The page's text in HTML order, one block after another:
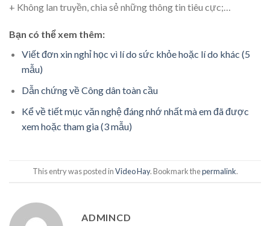
+ Không lan truyền, chia sẻ những thông tin tiêu cực;…
Bạn có thể xem thêm:
Viết đơn xin nghỉ học vì lí do sức khỏe hoặc lí do khác (5
mẫu)
Dẫn chứng về Công dân toàn cầu
Kể về tiết mục văn nghệ đáng nhớ nhất mà em đã được
xem hoặc tham gia (3 mẫu)
This entry was posted inVideo Hay. Bookmark thepermalink.
ADMINCD